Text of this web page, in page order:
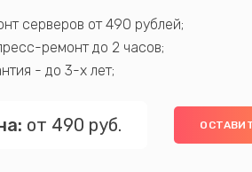
серверов от 490 рублей;
ремонт до 2 часов;
- до 3-х лет;
от 490 руб.